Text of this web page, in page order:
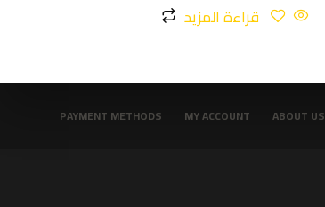
قراءة المزيد
ABOUT US
MY ACCOUNT
PAYMENT METHODS